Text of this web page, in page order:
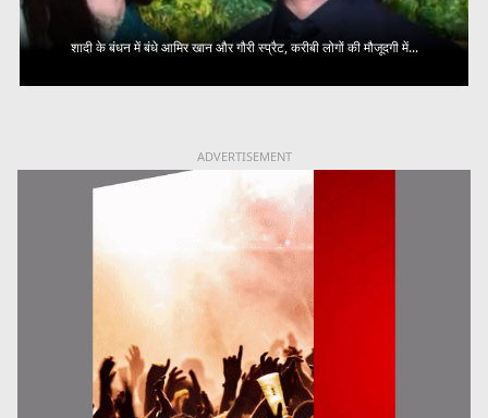
शादी के बंधन में बंधे आमिर खान और गौरी स्प्रैट, करीबी लोगों की मौजूदगी में...
ADVERTISEMENT